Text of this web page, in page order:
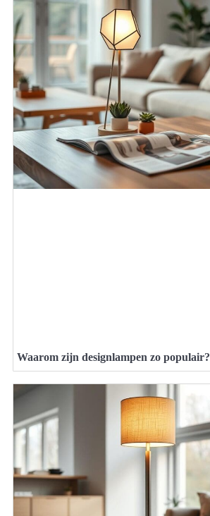
Waarom zijn designlampen zo populair?